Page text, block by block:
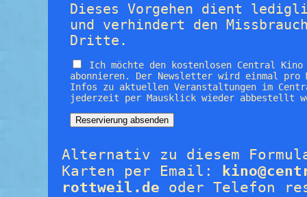
Dieses Vorgehen dient
und verhindert den
Dritte.
Ich möchte den kostenlosen Central
abonnieren. Der Newsletter wird einmal pro
Infos zu aktuellen Veranstaltungen im
jederzeit per Mausklick wieder abbestellt
Alternativ zu diesem
Karten per Email:
rottweil.de oder Telefon